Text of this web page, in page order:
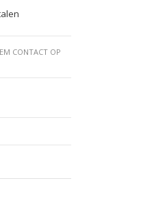
CONTACT OP